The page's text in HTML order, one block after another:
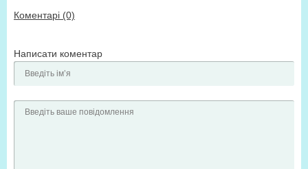
Коментарі (0)
Написати коментар